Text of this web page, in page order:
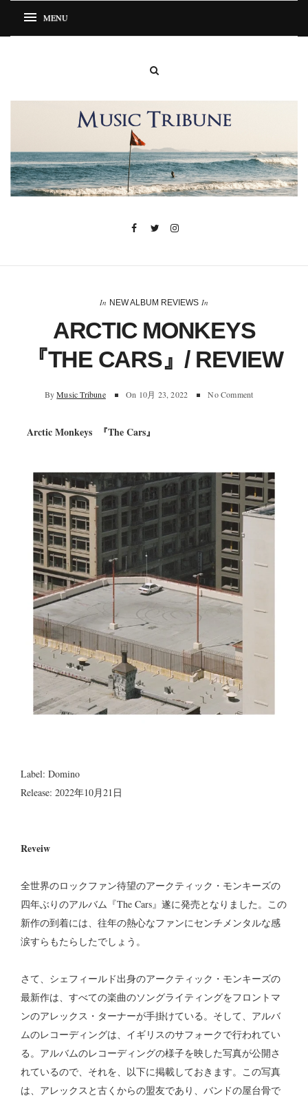
In NEW ALBUM REVIEWS In
ARCTIC MONKEYS
『THE CARS』/ REVIEW
By Music Tribune On 10月 23, 2022 No Comment
Arctic Monkeys 『The Cars』
Label: Domino
Release: 2022年10月21日
Reveiw
全世界のロックファン待望のアークティック・モンキーズの
四年ぶりのアルバム『The Cars』遂に発売となりました。この
新作の到着には、往年の熱心なファンにセンチメンタルな感
涙すらもたらしたでしょう。
さて、シェフィールド出身のアークティック・モンキーズの
最新作は、すべての楽曲のソングライティングをフロントマ
ンのアレックス・ターナーが手掛けている。そして、アルバ
ムのレコーディングは、イギリスのサフォークで行われてい
る。アルバムのレコーディングの様子を映した写真が公開さ
れているので、それを、以下に掲載しておきます。この写真
は、アレックスと古くからの盟友であり、バンドの屋台骨で